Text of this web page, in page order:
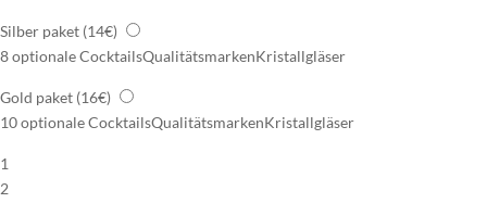
Silber paket (14€)
8 optionale CocktailsQualitätsmarkenKristallgläser
Gold paket (16€)
10 optionale CocktailsQualitätsmarkenKristallgläser
1
2